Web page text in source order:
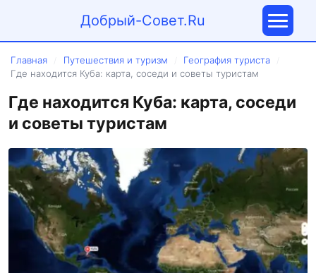
Добрый-Совет.Ru
Главная Путешествия и туризм География туриста
Где находится Куба: карта, соседи и советы туристам
Где находится Куба: карта, соседи
и советы туристам